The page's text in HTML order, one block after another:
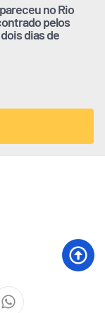
no Rio
pelos
dias de